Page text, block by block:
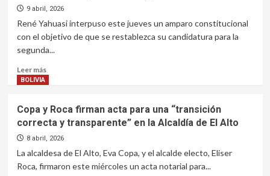
la
12
puentes
Bs
35
para
obras
el
sector
productivo
9 abril, 2026
René Yahuasi interpuso este jueves un amparo constitucional
con el objetivo de que se restablezca su candidatura para la
segunda...
Leer másLeer
presenta
amparo
en
restablecer
BOLIVIA
Copa y Roca firman acta para una “transición
correcta y transparente” en la Alcaldía de El Alto
8 abril, 2026
La alcaldesa de El Alto, Eva Copa, y el alcalde electo, Eliser
Roca, firmaron este miércoles un acta notarial para...